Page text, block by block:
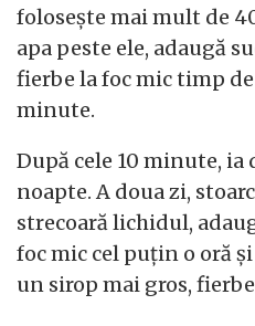
folosește mai mult de
apa peste ele, adaugă
fierbe la foc mic timp
minute.
După cele 10 minute, ia
noapte. A doua zi,
strecoară lichidul,
foc mic cel puțin o oră
un sirop mai gros,